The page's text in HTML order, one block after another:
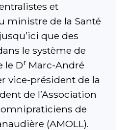
et
ministre de la Santé
que des
le système de
le Dr Marc-André
vice-président de la
de l’Association
de
(AMOLL).